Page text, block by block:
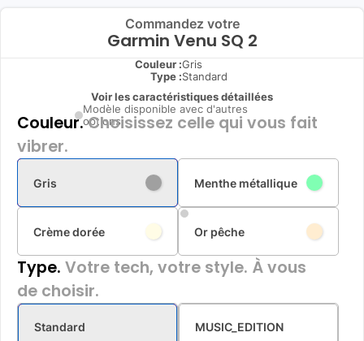
Commandez votre
Garmin Venu SQ 2
Couleur :Gris
Type :Standard
Voir les caractéristiques détaillées
Modèle disponible avec d'autres
options
Couleur.Choisissez celle qui vous fait
vibrer.
Gris Menthe métallique
Crème dorée Or pêche
Type. Votre tech, votre style. À vous
de choisir.
Standard MUSIC_EDITION